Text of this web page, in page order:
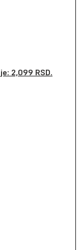
2,099 RSD.